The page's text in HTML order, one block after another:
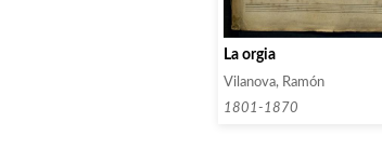
La orgia
Vilanova, Ramón
1801-1870